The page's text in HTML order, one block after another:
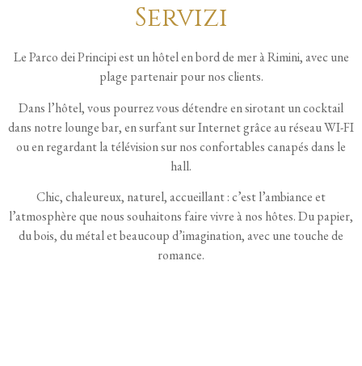
Servizi
Le Parco dei Principi est un hôtel en bord de mer à Rimini, avec une
plage partenair pour nos clients.
Dans l’hôtel, vous pourrez vous détendre en sirotant un cocktail
dans notre lounge bar, en surfant sur Internet grâce au réseau WI-FI
ou en regardant la télévision sur nos confortables canapés dans le
hall.
Chic, chaleureux, naturel, accueillant : c’est l’ambiance et
l’atmosphère que nous souhaitons faire vivre à nos hôtes. Du papier,
du bois, du métal et beaucoup d’imagination, avec une touche de
romance.